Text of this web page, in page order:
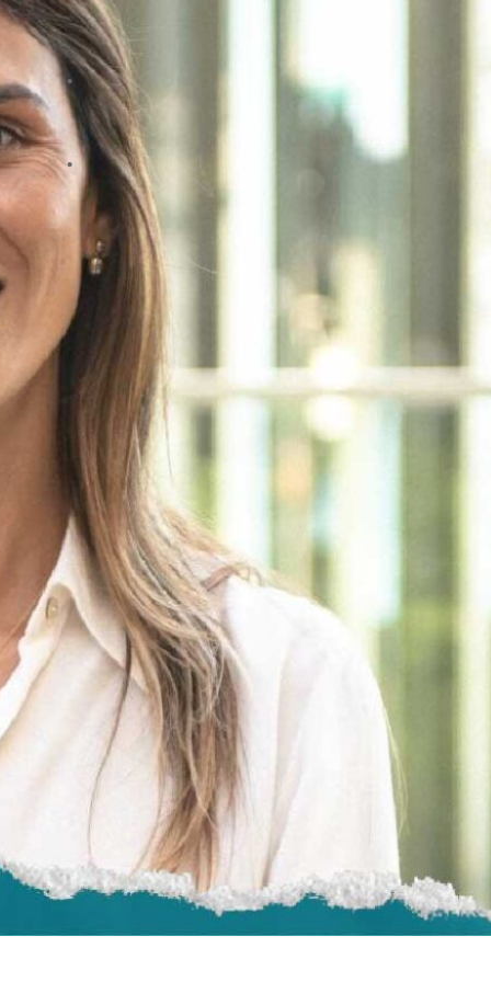
equipamentos no primeiro fim de
semana do Rock in Rio Lisboa
No seu Aniversário, a casa fica mais em
conta: LEROY MERLIN celebra com
descontos até 40%
Um novo boost para a rotina: Aldi lança
edição limitada lacura®
Participe nos nossos prémios
Saiba mais